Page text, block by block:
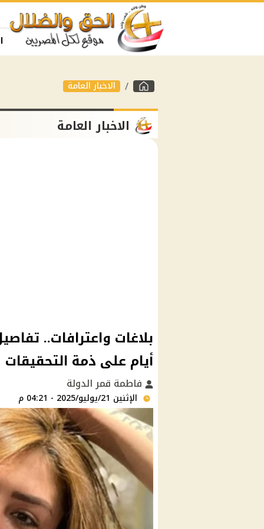
الاخبار العامة
الاخبار العامة
أيام على ذمة التحقيقات
فاطمة قمر الدولة
الإثنين 21/يوليو/2025 - 04:21 م